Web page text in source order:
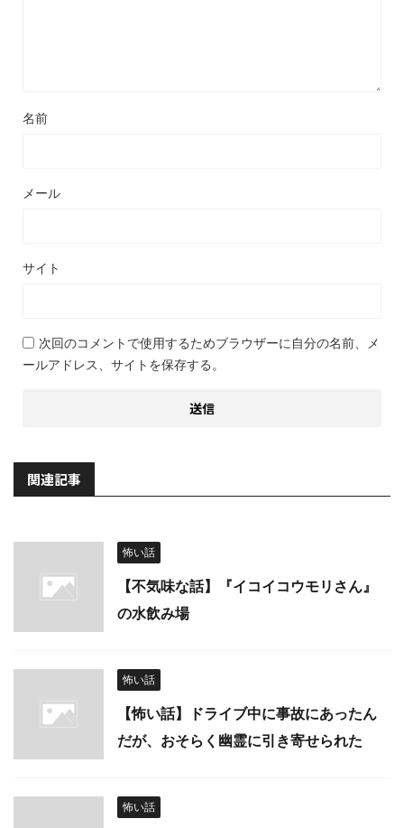
名前
メール
サイト
次回のコメントで使用するためブラウザーに自分の名前、メ
ールアドレス、サイトを保存する。
関連記事
怖い話
【不気味な話】『イコイコウモリさん』
の水飲み場
怖い話
【怖い話】ドライブ中に事故にあったん
だが、おそらく幽霊に引き寄せられた
怖い話